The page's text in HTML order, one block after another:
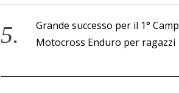
Grande successo per il 1°
Motocross Enduro per ragazzi